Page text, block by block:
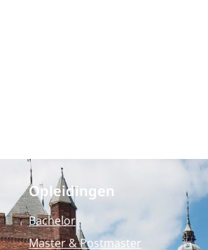
Opleidingen
Bachelor
Master & Postmaster